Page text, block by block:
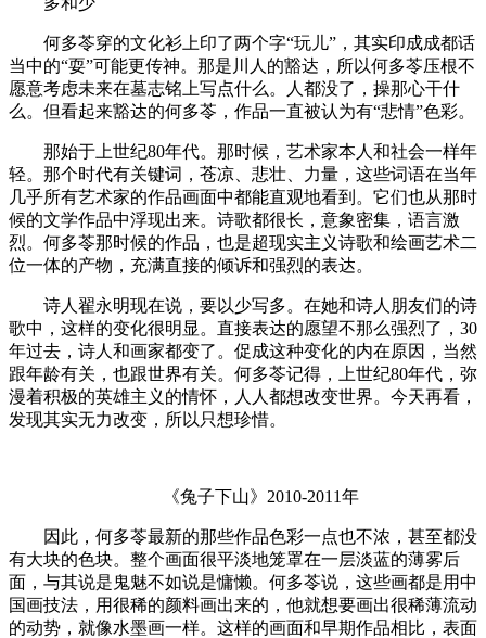
何多苓穿的文化衫上印了两个字“玩儿”，其实印成成都话
当中的“耍”可能更传神。那是川人的豁达，所以何多苓压根不
愿意考虑未来在墓志铭上写点什么。人都没了，操那心干什
么。但看起来豁达的何多苓，作品一直被认为有“悲情”色彩。
那始于上世纪80年代。那时候，艺术家本人和社会一样年
轻。那个时代有关键词，苍凉、悲壮、力量，这些词语在当年
几乎所有艺术家的作品画面中都能直观地看到。它们也从那时
候的文学作品中浮现出来。诗歌都很长，意象密集，语言激
烈。何多苓那时候的作品，也是超现实主义诗歌和绘画艺术二
位一体的产物，充满直接的倾诉和强烈的表达。
诗人翟永明现在说，要以少写多。在她和诗人朋友们的诗
歌中，这样的变化很明显。直接表达的愿望不那么强烈了，30
年过去，诗人和画家都变了。促成这种变化的内在原因，当然
跟年龄有关，也跟世界有关。何多苓记得，上世纪80年代，弥
漫着积极的英雄主义的情怀，人人都想改变世界。今天再看，
发现其实无力改变，所以只想珍惜。
《兔子下山》2010-2011年
因此，何多苓最新的那些作品色彩一点也不浓，甚至都没
有大块的色块。整个画面很平淡地笼罩在一层淡蓝的薄雾后
面，与其说是鬼魅不如说是慵懒。何多苓说，这些画都是用中
国画技法，用很稀的颜料画出来的，他就想要画出很稀薄流动
的动势，就像水墨画一样。这样的画面和早期作品相比，表面